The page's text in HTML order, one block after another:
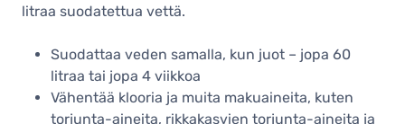
litraa suodatettua vettä.
Suodattaa veden samalla, kun juot – jopa 60
litraa tai jopa 4 viikkoa
Vähentää klooria ja muita makuaineita, kuten
torjunta-aineita, rikkakasvien torjunta-aineita ja